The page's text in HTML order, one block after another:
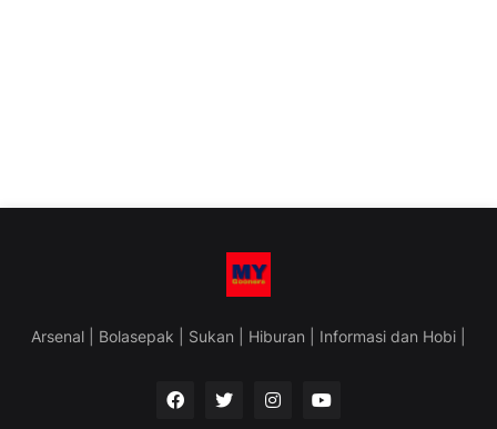
Arsenal | Bolasepak | Sukan | Hiburan | Informasi dan Hobi |